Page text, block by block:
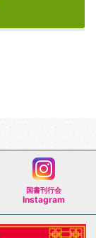
国書刊行会
Instagram